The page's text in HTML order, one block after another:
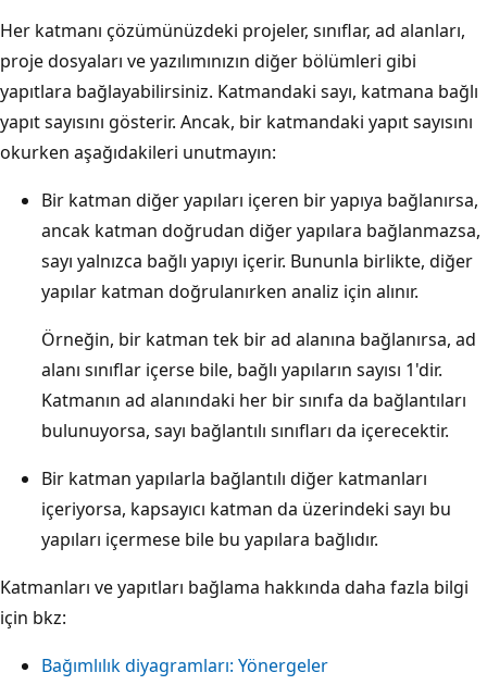
Her katmanı çözümünüzdeki projeler, sınıflar, ad alanları,
proje dosyaları ve yazılımınızın diğer bölümleri gibi
yapıtlara bağlayabilirsiniz. Katmandaki sayı, katmana bağlı
yapıt sayısını gösterir. Ancak, bir katmandaki yapıt sayısını
okurken aşağıdakileri unutmayın:
Bir katman diğer yapıları içeren bir yapıya bağlanırsa,
ancak katman doğrudan diğer yapılara bağlanmazsa,
sayı yalnızca bağlı yapıyı içerir. Bununla birlikte, diğer
yapılar katman doğrulanırken analiz için alınır.
Örneğin, bir katman tek bir ad alanına bağlanırsa, ad
alanı sınıflar içerse bile, bağlı yapıların sayısı 1'dir.
Katmanın ad alanındaki her bir sınıfa da bağlantıları
bulunuyorsa, sayı bağlantılı sınıfları da içerecektir.
Bir katman yapılarla bağlantılı diğer katmanları
içeriyorsa, kapsayıcı katman da üzerindeki sayı bu
yapıları içermese bile bu yapılara bağlıdır.
Katmanları ve yapıtları bağlama hakkında daha fazla bilgi
için bkz:
Bağımlılık diyagramları: Yönergeler